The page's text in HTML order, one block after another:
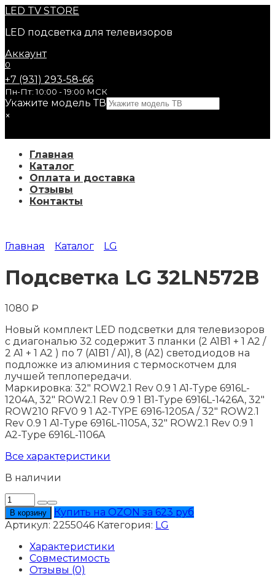
Перейти
содержанию
LED TV STORE
LED подсветка для телевизоров
Аккаунт
0
+7 (931) 293-58-66
Пн-Пт: 10:00 - 19:00 МСК
Укажите модель ТВ
×
Главная
Каталог
Оплата и доставка
Отзывы
Контакты
Главная Каталог LG
Подсветка LG 32LN572B
1080 ₽
Новый комплект LED подсветки для телевизоров
с диагональю 32 содержит 3 планки (2 A1B1 + 1 A2 /
2 A1 + 1 A2 ) по 7 (A1B1 / A1), 8 (A2) светодиодов на
подложке из алюминия с термоскотчем для
лучшей теплопередачи.
Маркировка: 32" ROW2.1 Rev 0.9 1 A1-Type 6916L-
1204A, 32" ROW2.1 Rev 0.9 1 B1-Type 6916L-1426A, 32"
ROW210 RFV0 9 1 A2-TYPE 6916-1205A / 32" ROW2.1
Rev 0.9 1 A1-Type 6916L-1105A, 32" ROW2.1 Rev 0.9 1
A2-Type 6916L-1106A
Все характеристики
В наличии
Количество
товара
Подсветка
LG
32LN572B
В корзину
Купить на OZON за 623 руб
Артикул: 2255046 Категория: LG
Характеристики
Совместимость
Отзывы (0)